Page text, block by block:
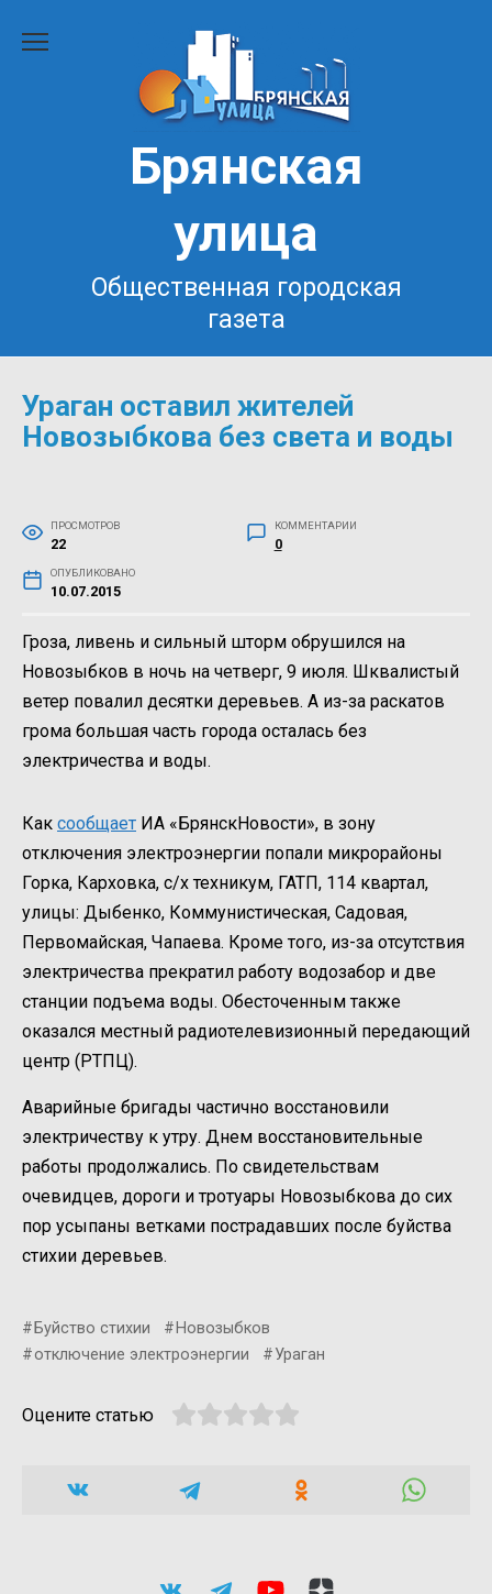
Брянская
улица
Общественная городская
газета
Ураган оставил жителей
Новозыбкова без света и воды
ПРОСМОТРОВ
22
КОММЕНТАРИИ
0
ОПУБЛИКОВАНО
10.07.2015
Гроза, ливень и сильный шторм обрушился на
Новозыбков в ночь на четверг, 9 июля. Шквалистый
ветер повалил десятки деревьев. А из-за раскатов
грома большая часть города осталась без
электричества и воды.
Как сообщает ИА «БрянскНовости», в зону
отключения электроэнергии попали микрорайоны
Горка, Карховка, с/х техникум, ГАТП, 114 квартал,
улицы: Дыбенко, Коммунистическая, Садовая,
Первомайская, Чапаева. Кроме того, из-за отсутствия
электричества прекратил работу водозабор и две
станции подъема воды. Обесточенным также
оказался местный радиотелевизионный передающий
центр (РТПЦ).
Аварийные бригады частично восстановили
электричеству к утру. Днем восстановительные
работы продолжались. По свидетельствам
очевидцев, дороги и тротуары Новозыбкова до сих
пор усыпаны ветками пострадавших после буйства
стихии деревьев.
Буйство стихии
Новозыбков
отключение электроэнергии
Ураган
Оцените статью